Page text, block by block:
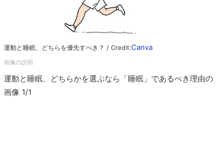
運動と睡眠、どちらを優先すべき？ / Credit:Canva
運動と睡眠、どちらかを選ぶなら「睡眠」であるべき理由の
画像 1/1